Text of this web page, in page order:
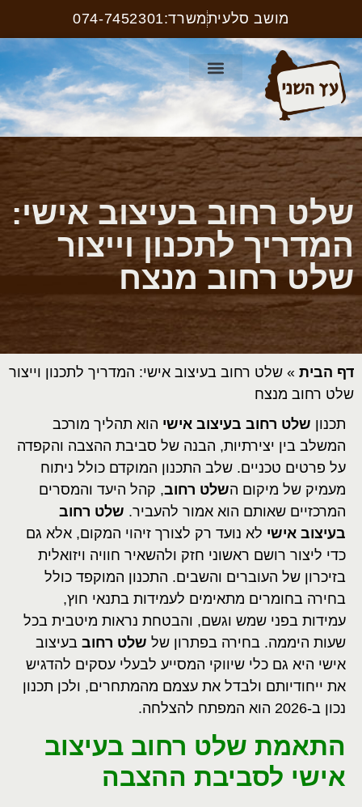
מושב סלעיתמשרד:074-7452301
שלט רחוב בעיצוב אישי:
המדריך לתכנון וייצור
שלט רחוב מנצח
דף הבית » שלט רחוב בעיצוב אישי: המדריך לתכנון וייצור
שלט רחוב מנצח
תכנון שלט רחוב בעיצוב אישי הוא תהליך מורכב
המשלב בין יצירתיות, הבנה של סביבת ההצבה והקפדה
על פרטים טכניים. שלב התכנון המוקדם כולל ניתוח
מעמיק של מיקום השלט רחוב, קהל היעד והמסרים
המרכזיים שאותם הוא אמור להעביר. שלט רחוב
בעיצוב אישי לא נועד רק לצורך זיהוי המקום, אלא גם
כדי ליצור רושם ראשוני חזק ולהשאיר חוויה ויזואלית
בזיכרון של העוברים והשבים. התכנון המוקפד כולל
בחירה בחומרים מתאימים לעמידות בתנאי חוץ,
עמידות בפני שמש וגשם, והבטחת נראות מיטבית בכל
שעות היממה. בחירה בפתרון של שלט רחוב בעיצוב
אישי היא גם כלי שיווקי המסייע לבעלי עסקים להדגיש
את ייחודיותם ולבדל את עצמם מהמתחרים, ולכן תכנון
נכון ב-2026 הוא המפתח להצלחה.
התאמת שלט רחוב בעיצוב
אישי לסביבת ההצבה